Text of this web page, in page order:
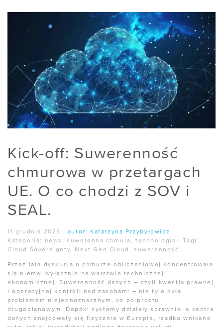
Kick-off: Suwerenność
chmurowa w przetargach
UE. O co chodzi z SOV i
SEAL.
11 grudnia 2025 autor:
Katarzyna Przybyłowicz
Kategoria:
news ,suwerenna chmura ,technologia |Tagi:
Cloud Sovereignty, Next Gen Cloud ,suwerenność
Przez lata dyskusja o chmurze obliczeniowej koncentrowała
się niemal wyłącznie na warstwie technicznej i
ekonomicznej. Suwerenność danych – czyli kwestia prawnej
i operacyjnej kontroli nad zasobami – nie tyle była
problemem niejednoznacznym, co po prostu
drugoplanowym. Dopóki systemy działały sprawnie, a centra
danych znajdowały się fizycznie w Europie, rzadko wnikano